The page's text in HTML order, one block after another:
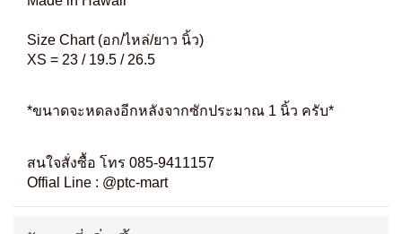
Size Chart (อก/ไหล่/ยาว นิ้ว)
XS = 23 / 19.5 / 26.5
*ขนาดจะหดลงอีกหลังจากซักประมาณ 1 นิ้ว ครับ*
สนใจสั่งซื้อ โทร 085-9411157
Offial Line : @ptc-mart